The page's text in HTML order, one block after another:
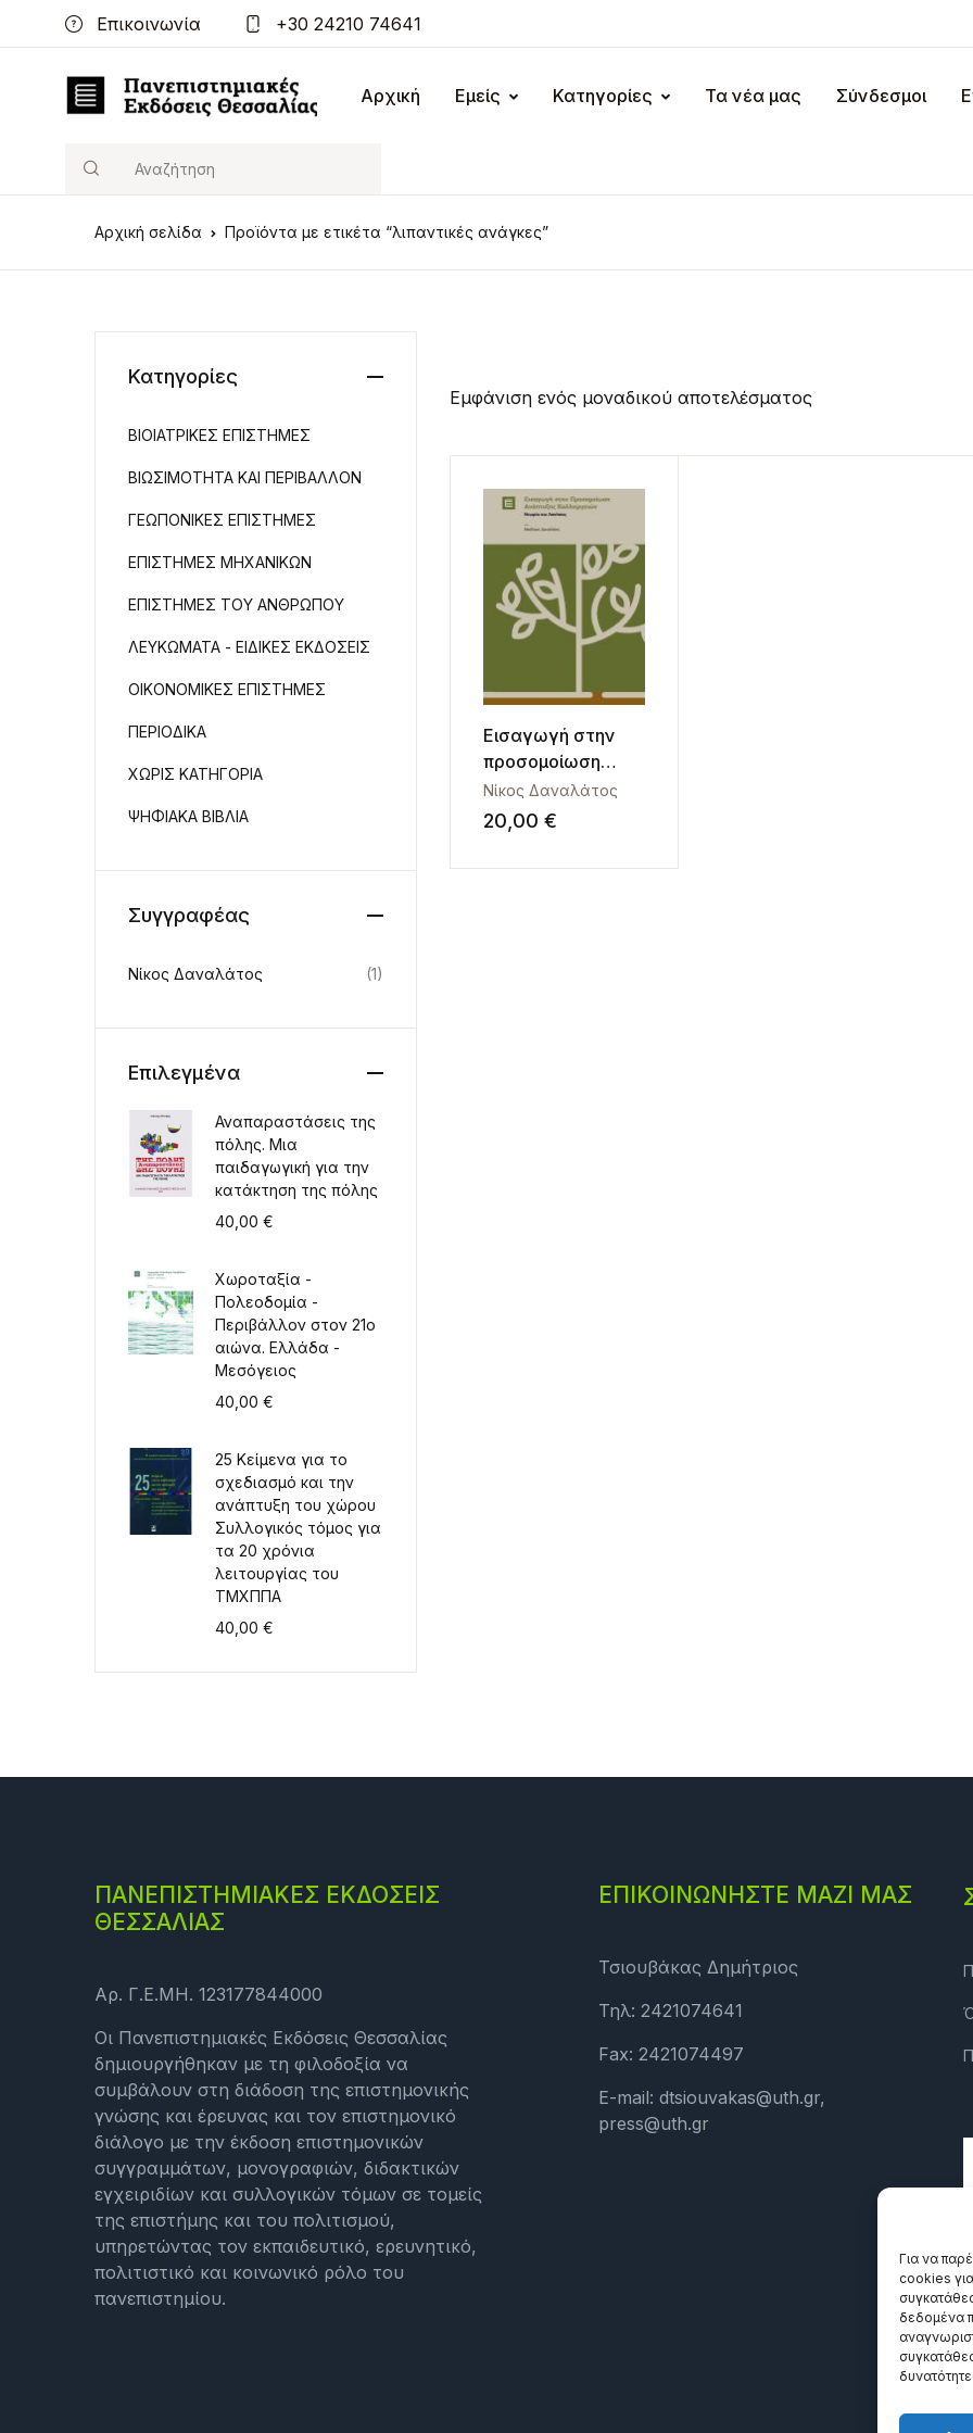
Για να
cookies
δεδομένα
Επικοινωνία +30 24210 74641
Αρχική Εμείς Κατηγορίες Τα νέα μας Σύνδεσμοι
Search
Αρχική σελίδα Προϊόντα με ετικέτα “λιπαντικές ανάγκες”
Εμφάνιση ενός μοναδικού αποτελέσματος
Εισαγωγή στην
προσομοίωση
ανάπτυξης
καλλιεργειών.
ασκήσεις
Νίκος Δαναλάτος
20,00 €
Κατηγορίες
ΒΙΟΙΑΤΡΙΚΕΣ ΕΠΙΣΤΗΜΕΣ
ΒΙΩΣΙΜΟΤΗΤΑ ΚΑΙ ΠΕΡΙΒΑΛΛΟΝ
ΓΕΩΠΟΝΙΚΕΣ ΕΠΙΣΤΗΜΕΣ
ΕΠΙΣΤΗΜΕΣ ΜΗΧΑΝΙΚΩΝ
ΕΠΙΣΤΗΜΕΣ ΤΟΥ ΑΝΘΡΩΠΟΥ
ΛΕΥΚΩΜΑΤΑ - ΕΙΔΙΚΕΣ ΕΚΔΟΣΕΙΣ
ΟΙΚΟΝΟΜΙΚΕΣ ΕΠΙΣΤΗΜΕΣ
ΠΕΡΙΟΔΙΚΑ
ΧΩΡΙΣ ΚΑΤΗΓΟΡΙΑ
ΨΗΦΙΑΚΑ ΒΙΒΛΙΑ
Συγγραφέας
Νίκος Δαναλάτος (1)
Επιλεγμένα
Αναπαραστάσεις της
πόλης. Μια
παιδαγωγική για την
κατάκτηση της πόλης
40,00 €
Χωροταξία -
Πολεοδομία -
Περιβάλλον στον 21ο
αιώνα. Ελλάδα -
Μεσόγειος
40,00 €
25 Κείμενα για το
σχεδιασμό και την
ανάπτυξη του χώρου
Συλλογικός τόμος για
τα 20 χρόνια
λειτουργίας του
ΤΜΧΠΠΑ
40,00 €
ΠΑΝΕΠΙΣΤΗΜΙΑΚΕΣ ΕΚΔΟΣΕΙΣ
ΘΕΣΣΑΛΙΑΣ
Αρ. Γ.Ε.ΜΗ. 123177844000
Οι Πανεπιστημιακές Εκδόσεις Θεσσαλίας
δημιουργήθηκαν με τη φιλοδοξία να
συμβάλουν στη διάδοση της επιστημονικής
γνώσης και έρευνας και τον επιστημονικό
διάλογο με την έκδοση επιστημονικών
συγγραμμάτων, μονογραφιών, διδακτικών
εγχειριδίων και συλλογικών τόμων σε τομείς
της επιστήμης και του πολιτισμού,
υπηρετώντας τον εκπαιδευτικό, ερευνητικό,
πολιτιστικό και κοινωνικό ρόλο του
πανεπιστημίου.
ΕΠΙΚΟΙΝΩΝΗΣΤΕ ΜΑΖΙ ΜΑΣ
Τσιουβάκας Δημήτριος
Τηλ: 2421074641
Fax: 2421074497
E-mail: dtsiouvakas@uth.gr,
press@uth.gr